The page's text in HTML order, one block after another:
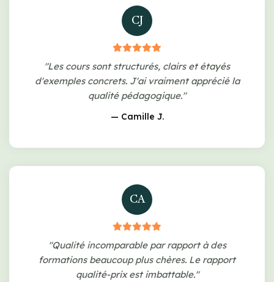
CJ
"Les cours sont structurés, clairs et étayés
d'exemples concrets. J'ai vraiment apprécié la
qualité pédagogique."
— Camille J.
CA
"Qualité incomparable par rapport à des
formations beaucoup plus chères. Le rapport
qualité-prix est imbattable."